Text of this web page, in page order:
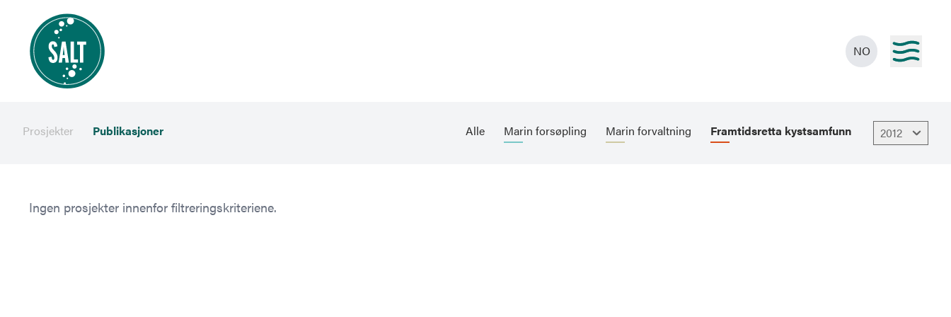
NO
Prosjekter Publikasjoner Alle Marin forsøpling Marin forvaltning Framtidsretta kystsamfunn 2012
Ingen prosjekter innenfor filtreringskriteriene.